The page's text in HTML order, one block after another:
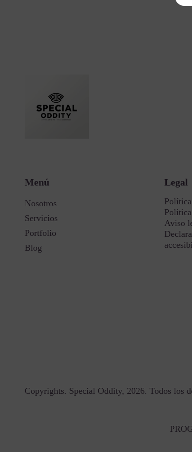
Menú
Nosotros
Servicios
Portfolio
Blog
Legal
Aviso
Copyrights. Special Oddity, 2026. Todos los